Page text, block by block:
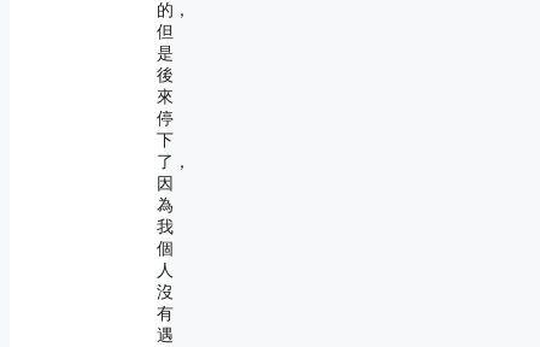
的，
但
是
後
來
停
下
了，
因
為
我
個
人
沒
有
遇